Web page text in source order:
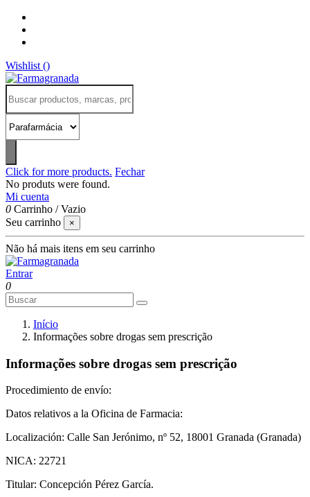
Wishlist ()
Click for more products. Fechar
No produts were found.
Mi cuenta
0 Carrinho /Vazio
Seu carrinho
×
Não há mais itens em seu carrinho
Entrar
0
Início
Informações sobre drogas sem prescrição
Informações sobre drogas sem prescrição
Procedimiento de envío:
Datos relativos a la Oficina de Farmacia:
Localización: Calle San Jerónimo, nº 52, 18001 Granada (Granada)
NICA: 22721
Titular: Concepción Pérez García.